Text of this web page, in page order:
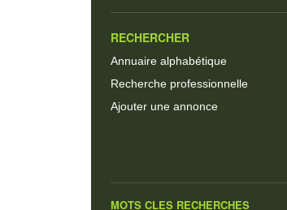
RECHERCHER
Annuaire alphabétique
Recherche professionnelle
Ajouter une annonce
MOTS CLES RECHERCHES